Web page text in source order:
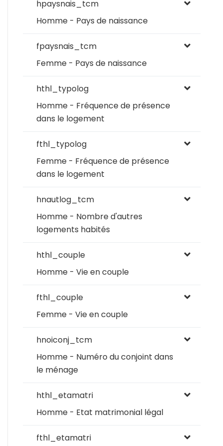
hpaysnais_tcm
Homme - Pays de naissance
fpaysnais_tcm
Femme - Pays de naissance
hthl_typolog
Homme - Fréquence de présence
dans le logement
fthl_typolog
Femme - Fréquence de présence
dans le logement
hnautlog_tcm
Homme - Nombre d'autres
logements habités
hthl_couple
Homme - Vie en couple
fthl_couple
Femme - Vie en couple
hnoiconj_tcm
Homme - Numéro du conjoint dans
le ménage
hthl_etamatri
Homme - Etat matrimonial légal
fthl_etamatri